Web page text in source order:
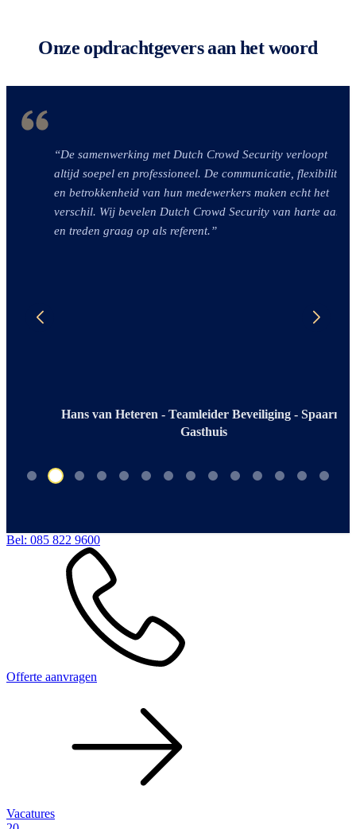
Onze opdrachtgevers aan het woord
“De samenwerking met Dutch Crowd Security verloopt
altijd soepel en professioneel. De communicatie, flexibiliteit
en betrokkenheid van hun medewerkers maken echt het
verschil. Wij bevelen Dutch Crowd Security van harte aan
en treden graag op als referent.”
Hans van Heteren - Teamleider Beveiliging - Spaarne
Gasthuis
Bel: 085 822 9600
Offerte aanvragen
Vacatures